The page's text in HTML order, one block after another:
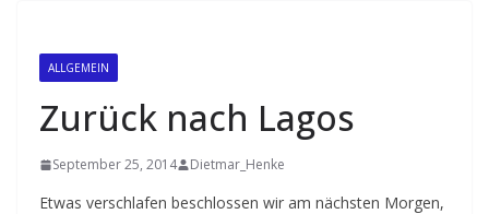
ALLGEMEIN
Zurück nach Lagos
September 25, 2014 Dietmar_Henke
Etwas verschlafen beschlossen wir am nächsten Morgen,